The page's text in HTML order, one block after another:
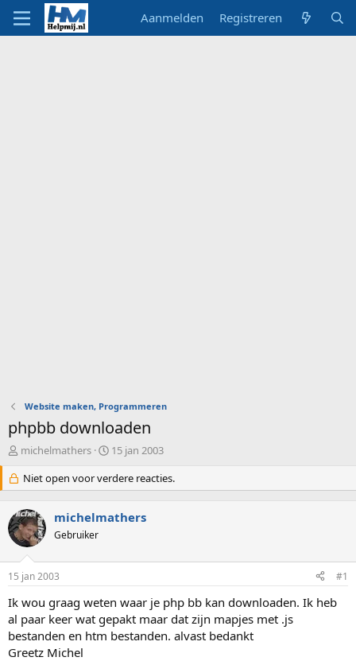
Aanmelden Registreren
Website maken, Programmeren
phpbb downloaden
O
d
e
r
w
e
r
p
s
a
r
t
e
michelmathers
S
a
r
d
u
15 jan 2003
Niet open voor verdere reacties.
michelmathers
Gebruiker
15 jan 2003 #1
Ik wou graag weten waar je php bb kan downloaden. Ik heb
al paar keer wat gepakt maar dat zijn mapjes met .js
bestanden en htm bestanden. alvast bedankt
Greetz Michel